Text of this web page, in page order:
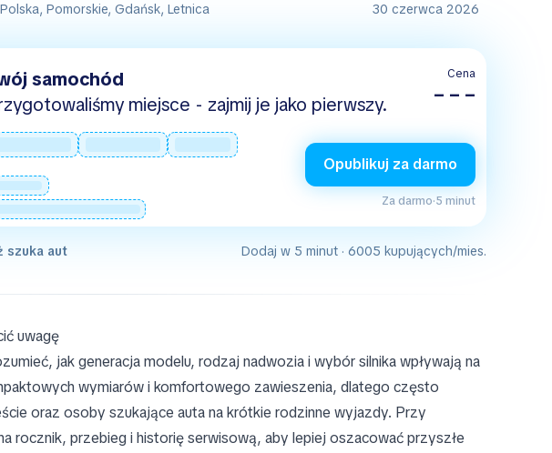
Polska, Pomorskie, Gdańsk, Letnica
30 czerwca 2026
samochód
miejsce - zajmij je jako pierwszy.
Cena
– – –
Opublikuj za darmo
Za darmo·5 minut
szuka aut Dodaj w 5 minut · 6005 kupujących/mies.
uwagę
jak generacja modelu, rodzaj nadwozia i wybór silnika wpływają na
wymiarów i komfortowego zawieszenia, dlatego często
oraz osoby szukające auta na krótkie rodzinne wyjazdy. Przy
rocznik, przebieg i historię serwisową, aby lepiej oszacować przyszłe